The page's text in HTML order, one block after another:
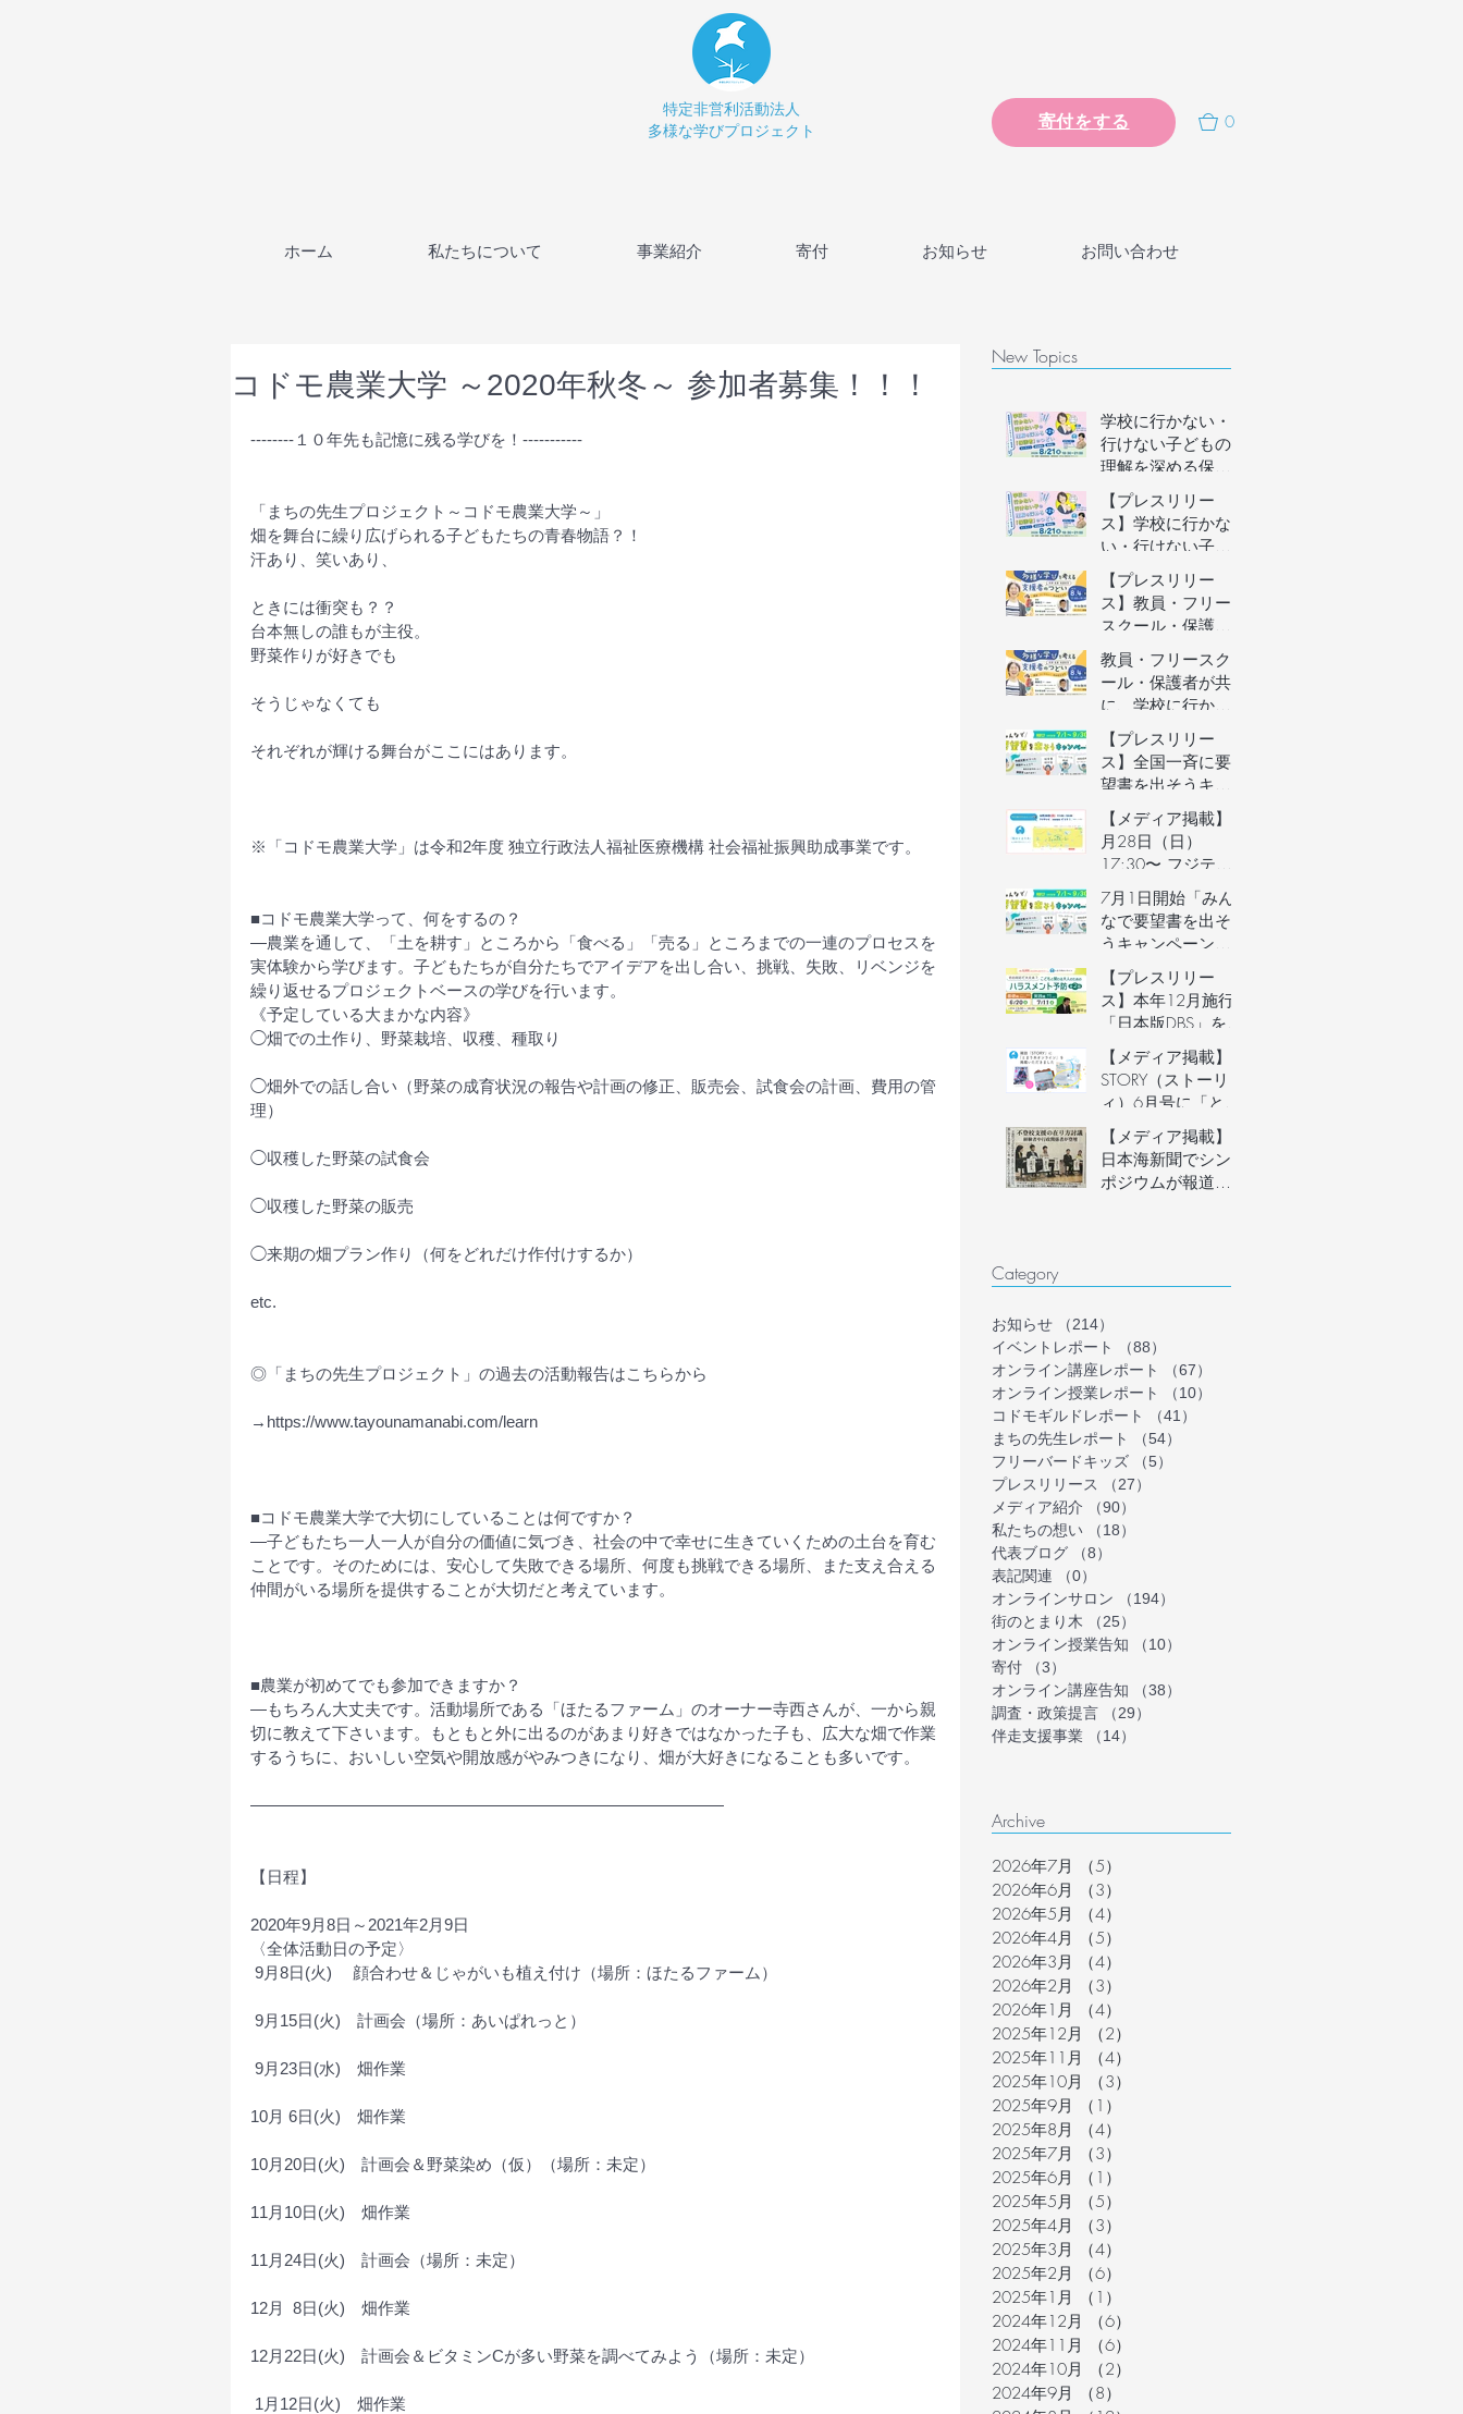
特定非営利活動法人
多様な学びプロジェクト
寄付をする 0
ホーム 私たちについて 事業紹介 寄付 お知らせ お問い合わせ
コドモ農業大学 ～2020年秋冬～ 参加者募集！！！
--------１０年先も記憶に残る学びを！-----------
「まちの先生プロジェクト～コドモ農業大学～」
畑を舞台に繰り広げられる子どもたちの青春物語？！
汗あり、笑いあり、
ときには衝突も？？
台本無しの誰もが主役。
野菜作りが好きでも
そうじゃなくても
それぞれが輝ける舞台がここにはあります。
※「コドモ農業大学」は令和2年度 独立行政法人福祉医療機構 社会福祉振興助成事業です。
■コドモ農業大学って、何をするの？
―農業を通して、「土を耕す」ところから「食べる」「売る」ところまでの一連のプロセスを
実体験から学びます。子どもたちが自分たちでアイデアを出し合い、挑戦、失敗、リベンジを
繰り返せるプロジェクトベースの学びを行います。
《予定している大まかな内容》
◯畑での土作り、野菜栽培、収穫、種取り
◯畑外での話し合い（野菜の成育状況の報告や計画の修正、販売会、試食会の計画、費用の管
理）
◯収穫した野菜の試食会
◯収穫した野菜の販売
◯来期の畑プラン作り（何をどれだけ作付けするか）
etc.
◎「まちの先生プロジェクト」の過去の活動報告はこちらから
→https://www.tayounamanabi.com/learn
■コドモ農業大学で大切にしていることは何ですか？
―子どもたち一人一人が自分の価値に気づき、社会の中で幸せに生きていくための土台を育む
ことです。そのためには、安心して失敗できる場所、何度も挑戦できる場所、また支え合える
仲間がいる場所を提供することが大切だと考えています。
■農業が初めてでも参加できますか？
―もちろん大丈夫です。活動場所である「ほたるファーム」のオーナー寺西さんが、一から親
切に教えて下さいます。もともと外に出るのがあまり好きではなかった子も、広大な畑で作業
するうちに、おいしい空気や開放感がやみつきになり、畑が大好きになることも多いです。
―――――――――――――――――――――――――――――
【日程】
2020年9月8日～2021年2月9日
〈全体活動日の予定〉
9月8日(火)　 顔合わせ＆じゃがいも植え付け（場所：ほたるファーム）
9月15日(火)　計画会（場所：あいぱれっと）
9月23日(水)　畑作業
10月 6日(火)　畑作業
10月20日(火)　計画会＆野菜染め（仮）（場所：未定）
11月10日(火)　畑作業
11月24日(火)　計画会（場所：未定）
12月  8日(火)　畑作業
12月22日(火)　計画会＆ビタミンCが多い野菜を調べてみよう（場所：未定）
1月12日(火)　畑作業
New Topics
学校に行かない・
行けない子どもの
理解を深める保護
者向けオンライン
イベントの参加者
を募集します（長
【プレスリリー
ス】学校に行かな
い・行けない子ど
もの理解を深める
保護者向けオンラ
インイベントを開
【プレスリリー
ス】教員・フリー
スクール・保護者
が共に、学校に行
かない・行けない
子どもの気持ちを
ンイベントを開催
教員・フリースク
ール・保護者が共
に、学校に行かな
い・行けない子ど
もの気持ちを理解
するオンラインイ
募集します（長野
県主催）
【プレスリリー
ス】全国一斉に要
望書を出そうキャ
ンペーン／自治体
予算要望支援AIの
利用権つき！／不
制度づくりへ
【メディア掲載】6
月28日（日）
17:30〜 フジテレ
ビ「イット！」で
街のとまり木が紹
介されました！
7月1日開始「みん
なで要望書を出そ
うキャンペーン」
のご案内&7月3日
説明会開催
【プレスリリー
ス】本年12月施行
「日本版DBS」を見
据え、フリースク
ール運営者など子
どもに関わる大人
メント予防講座」
を6月20日(土)にオ
ンライン開催。フ
【メディア掲載】
STORY（ストーリ
ィ）6月号に「とま
り木オンライン」
を掲載いただきま
した！
【メディア掲載】
日本海新聞でシン
ポジウムが報道さ
Category
お知らせ （214）
イベントレポート
（88）
オンライン講座レポート
（67）
オンライン授業レポート
（10）
コドモギルドレポート
（41）
まちの先生レポート
（54）
フリーバードキッズ
（5）
プレスリリース
（27）
メディア紹介
（90）
私たちの想い
（18）
代表ブログ
（8）
表記関連
（0）
オンラインサロン
（194）
街のとまり木
（25）
オンライン授業告知
（10）
寄付
（3）
オンライン講座告知
（38）
調査・政策提言
（29）
伴走支援事業
（14）
Archive
2026年7月 （5）
2026年6月
（3）
2026年5月
（4）
2026年4月
（5）
2026年3月
（4）
2026年2月
（3）
2026年1月
（4）
2025年12月
（2）
2025年11月
（4）
2025年10月
（3）
2025年9月
（1）
2025年8月
（4）
2025年7月
（3）
2025年6月
（1）
2025年5月
（5）
2025年4月
（3）
2025年3月
（4）
2025年2月
（6）
2025年1月
（1）
2024年12月
（6）
2024年11月
（6）
2024年10月
（2）
2024年9月
（8）